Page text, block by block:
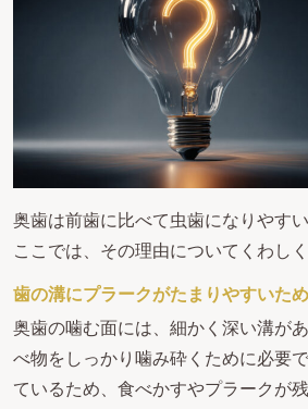
奥歯は前歯に比べて虫歯になりやす
ここでは、その理由についてくわしく
歯の溝にプラークがたまりやすいため
奥歯の噛む面には、細かく深い溝が
べ物をしっかり噛み砕くために必要
ているため、食べかすやプラークが